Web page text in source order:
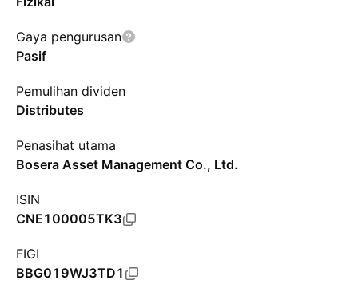
Gaya pengurusan
Pasif
Pemulihan dividen
Distributes
Penasihat utama
Bosera Asset Management Co., Ltd.
ISIN
CNE100005TK3
FIGI
BBG019WJ3TD1